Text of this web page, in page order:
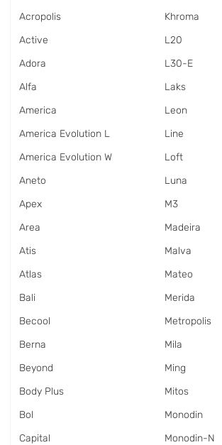
Acropolis
Active
Adora
Alfa
America
America Evolution L
America Evolution W
Aneto
Apex
Area
Atis
Atlas
Bali
Becool
Berna
Beyond
Body Plus
Bol
Capital
Khroma
L20
L30-E
Laks
Leon
Line
Loft
Luna
M3
Madeira
Malva
Mateo
Merida
Metropolis
Mila
Ming
Mitos
Monodin
Monodin-N